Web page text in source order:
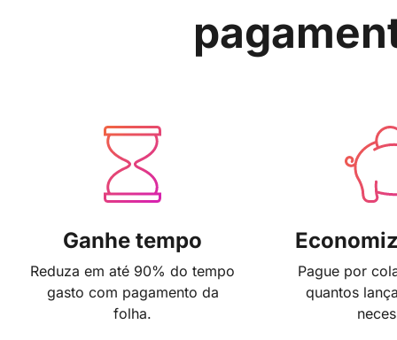
Ganhe tempo
Reduza em até 90% do tempo
gasto com pagamento da
folha.
Pague por
quantos